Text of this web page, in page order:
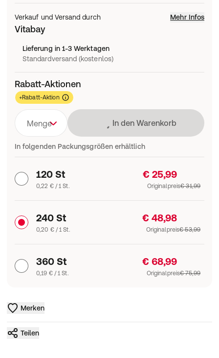
Verkauf und Versand durch Mehr Infos
Vitabay
Lieferung in 1-3 Werktagen
Standardversand (kostenlos)
Rabatt-Aktionen
+Rabatt-Aktion
Menge Lädt
In den Warenkorb
In folgenden Packungsgrößen erhältlich
120 St
0,22 € / 1 St.
€ 25,99
Originalpreis€ 31,99
240 St
0,20 € / 1 St.
€ 48,98
Originalpreis€ 53,99
360 St
0,19 € / 1 St.
€ 68,99
Originalpreis€ 75,99
Merken
Teilen